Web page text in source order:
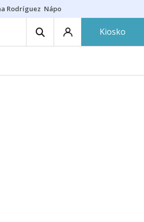
Rodríguez Nápoles - Osasuna
Kiosko